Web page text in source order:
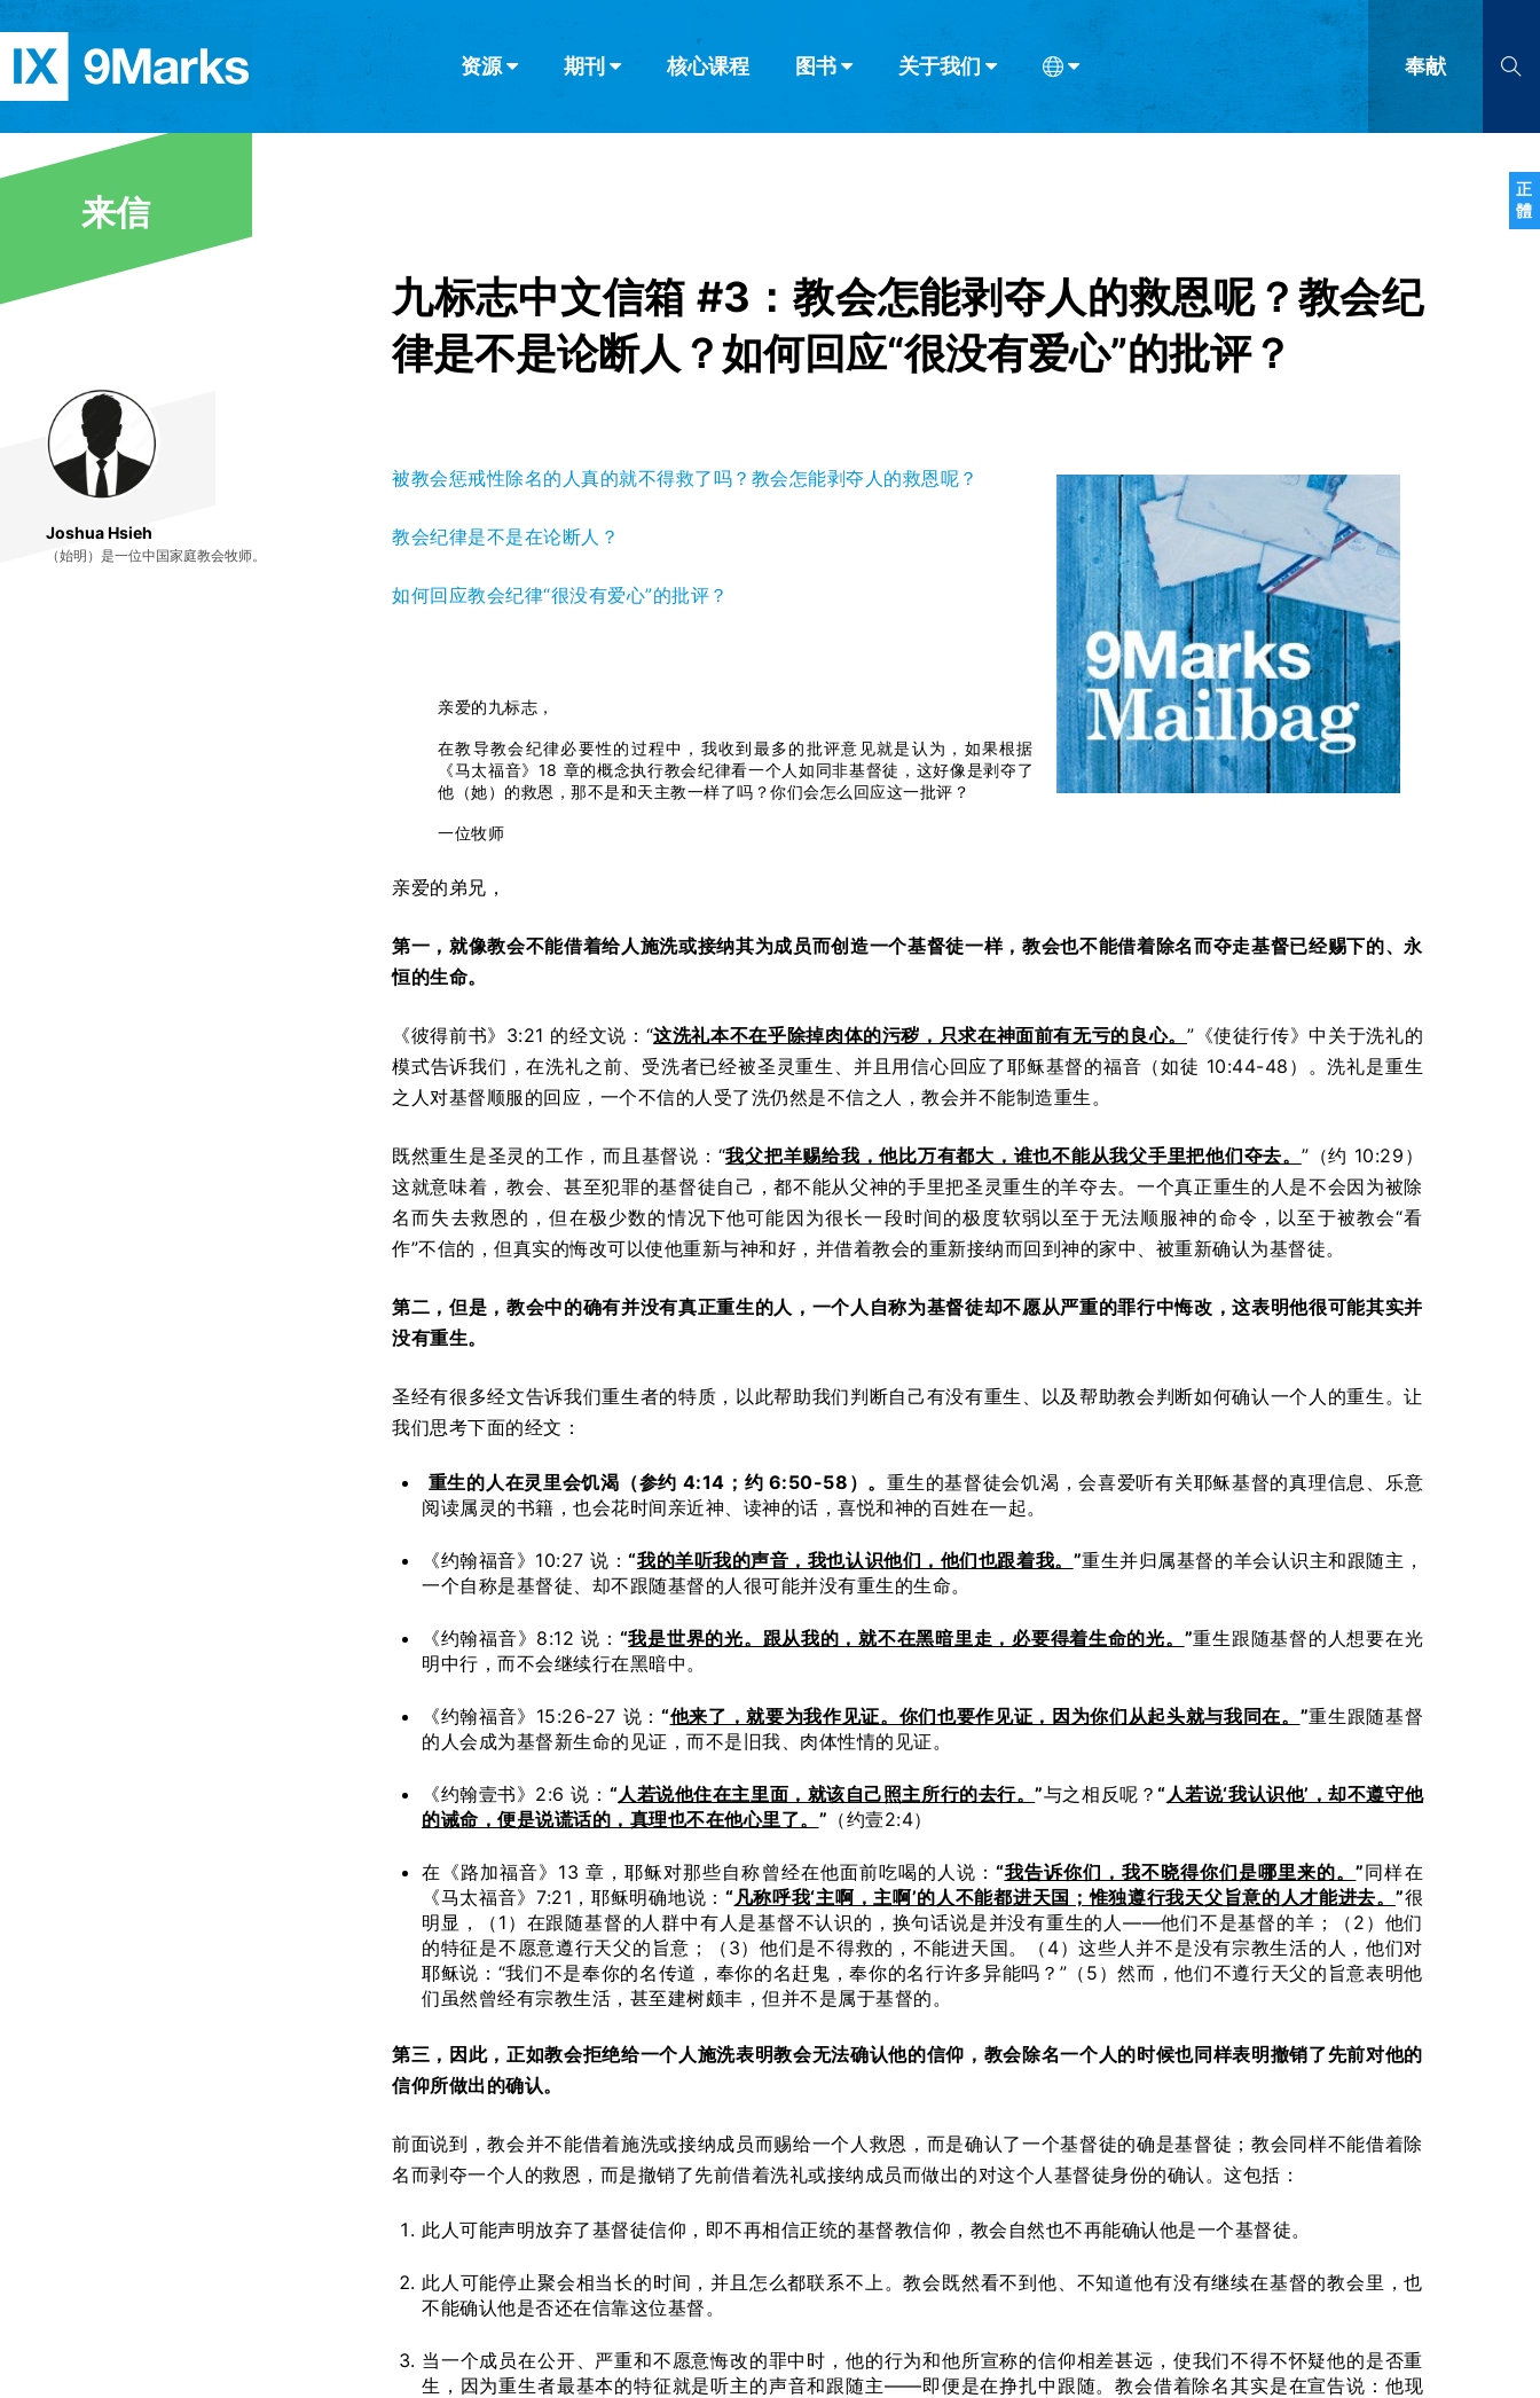
正
體
资源 期刊 核心课程 图书 关于我们 奉献
查看全部
查看全部
简体中文
来信
Joshua Hsieh
（始明）是一位中国家庭教会牧师。
九标志中文信箱 #3：教会怎能剥夺人的救恩呢？教会纪
律是不是论断人？如何回应“很没有爱心”的批评？
被教会惩戒性除名的人真的就不得救了吗？教会怎能剥夺人的救恩呢？
教会纪律是不是在论断人？
如何回应教会纪律“很没有爱心”的批评？
亲爱的九标志，
在教导教会纪律必要性的过程中，我收到最多的批评意见就是认为，如果根据
《马太福音》18 章的概念执行教会纪律看一个人如同非基督徒，这好像是剥夺了
他（她）的救恩，那不是和天主教一样了吗？你们会怎么回应这一批评？
一位牧师
亲爱的弟兄，
第一，就像教会不能借着给人施洗或接纳其为成员而创造一个基督徒一样，教会也不能借着除名而夺走基督已经赐下的、永
恒的生命。
《彼得前书》3:21 的经文说：“这洗礼本不在乎除掉肉体的污秽，只求在神面前有无亏的良心。 ”《使徒行传》中关于洗礼的
模式告诉我们，在洗礼之前、受洗者已经被圣灵重生、并且用信心回应了耶稣基督的福音（如徒 10:44-48）。洗礼是重生
之人对基督顺服的回应，一个不信的人受了洗仍然是不信之人，教会并不能制造重生。
既然重生是圣灵的工作，而且基督说：“我父把羊赐给我，他比万有都大，谁也不能从我父手里把他们夺去。 ”（约 10:29）
这就意味着，教会、甚至犯罪的基督徒自己，都不能从父神的手里把圣灵重生的羊夺去。一个真正重生的人是不会因为被除
名而失去救恩的，但在极少数的情况下他可能因为很长一段时间的极度软弱以至于无法顺服神的命令，以至于被教会“看
作”不信的，但真实的悔改可以使他重新与神和好，并借着教会的重新接纳而回到神的家中、被重新确认为基督徒。
第二，但是，教会中的确有并没有真正重生的人，一个人自称为基督徒却不愿从严重的罪行中悔改，这表明他很可能其实并
没有重生。
圣经有很多经文告诉我们重生者的特质，以此帮助我们判断自己有没有重生、以及帮助教会判断如何确认一个人的重生。让
我们思考下面的经文：
重生的人在灵里会饥渴（参约 4:14；约 6:50-58）。重生的基督徒会饥渴，会喜爱听有关耶稣基督的真理信息、乐意
阅读属灵的书籍，也会花时间亲近神、读神的话，喜悦和神的百姓在一起。
《约翰福音》10:27 说：“我的羊听我的声音，我也认识他们，他们也跟着我。 ”重生并归属基督的羊会认识主和跟随主，
一个自称是基督徒、却不跟随基督的人很可能并没有重生的生命。
《约翰福音》8:12 说： “我是世界的光。跟从我的，就不在黑暗里走，必要得着生命的光。 ”重生跟随基督的人想要在光
明中行，而不会继续行在黑暗中。
《约翰福音》15:26-27 说： “他来了，就要为我作见证。你们也要作见证，因为你们从起头就与我同在。 ”重生跟随基督
的人会成为基督新生命的见证，而不是旧我、肉体性情的见证。
《约翰壹书》2:6 说： “人若说他住在主里面，就该自己照主所行的去行。”与之相反呢？“人若说‘我认识他’，却不遵守他
的诫命，便是说谎话的，真理也不在他心里了。 ” （约壹2:4）
在《路加福音》13 章，耶稣对那些自称曾经在他面前吃喝的人说： “我告诉你们，我不晓得你们是哪里来的。”同样在
《马太福音》7:21，耶稣明确地说： “凡称呼我‘主啊，主啊’的人不能都进天国；惟独遵行我天父旨意的人才能进去。 ”很
明显，（1）在跟随基督的人群中有人是基督不认识的，换句话说是并没有重生的人——他们不是基督的羊；（2）他们
的特征是不愿意遵行天父的旨意；（3）他们是不得救的，不能进天国。（4）这些人并不是没有宗教生活的人，他们对
耶稣说：“我们不是奉你的名传道，奉你的名赶鬼，奉你的名行许多异能吗？”（5）然而，他们不遵行天父的旨意表明他
们虽然曾经有宗教生活，甚至建树颇丰，但并不是属于基督的。
第三，因此，正如教会拒绝给一个人施洗表明教会无法确认他的信仰，教会除名一个人的时候也同样表明撤销了先前对他的
信仰所做出的确认。
前面说到，教会并不能借着施洗或接纳成员而赐给一个人救恩，而是确认了一个基督徒的确是基督徒；教会同样不能借着除
名而剥夺一个人的救恩，而是撤销了先前借着洗礼或接纳成员而做出的对这个人基督徒身份的确认。这包括：
此人可能声明放弃了基督徒信仰，即不再相信正统的基督教信仰，教会自然也不再能确认他是一个基督徒。
此人可能停止聚会相当长的时间，并且怎么都联系不上。教会既然看不到他、不知道他有没有继续在基督的教会里，也
不能确认他是否还在信靠这位基督。
当一个成员在公开、严重和不愿意悔改的罪中时，他的行为和他所宣称的信仰相差甚远，使我们不得不怀疑他的是否重
生，因为重生者最基本的特征就是听主的声音和跟随主——即便是在挣扎中跟随。教会借着除名其实是在宣告说：他现